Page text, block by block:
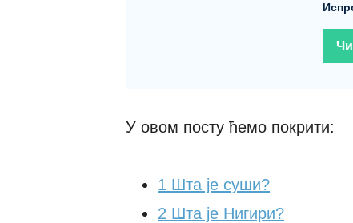
У овом посту ћемо покрити:
1 Шта је суши?
2 Шта је Нигири?